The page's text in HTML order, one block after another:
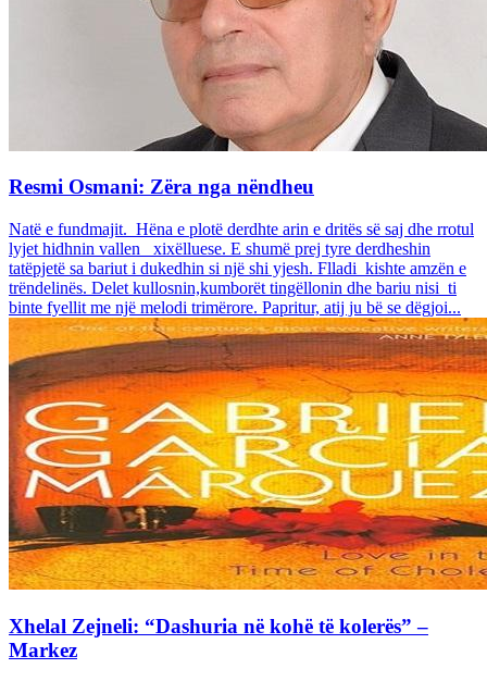
Resmi Osmani: Zëra nga nëndheu
Natë e fundmajit. Hëna e plotë derdhte arin e dritës së saj dhe rrotul
lyjet hidhnin vallen xixëlluese. E shumë prej tyre derdheshin
tatëpjetë sa bariut i dukedhin si një shi yjesh. Flladi kishte amzën e
trëndelinës. Delet kullosnin,kumborët tingëllonin dhe bariu nisi ti
binte fyellit me një melodi trimërore. Papritur, atij ju bë se dëgjoi...
Xhelal Zejneli: “Dashuria në kohë të kolerës” –
Markez